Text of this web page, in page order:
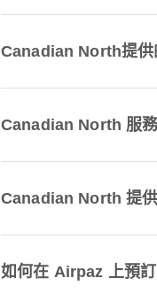
Canadian North提供
Canadian North 服
Canadian North 提
如何在 Airpaz 上預